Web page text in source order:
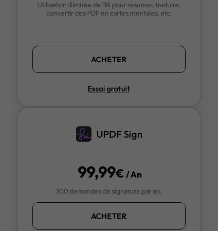
Utilisation illimitée de l'IA pour résumer, traduire,
convertir des PDF en cartes mentales, etc.
ACHETER
Essai gratuit
UPDF Sign
99,99€ / An
300 demandes de signature par an.
ACHETER